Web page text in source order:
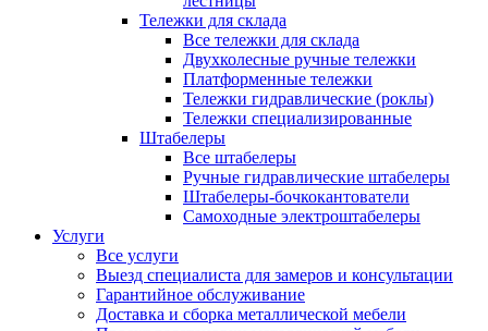
Тележки для склада
Все тележки для склада
Двухколесные ручные тележки
Платформенные тележки
Тележки гидравлические (роклы)
Тележки специализированные
Штабелеры
Все штабелеры
Ручные гидравлические штабелеры
Штабелеры-бочкокантователи
Самоходные электроштабелеры
Услуги
Все услуги
Выезд специалиста для замеров и консультации
Гарантийное обслуживание
Доставка и сборка металлической мебели